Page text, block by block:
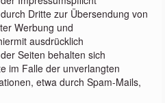
Dritte zur Übersendung von
Werbung und
ausdrücklich
Seiten behalten sich
im Falle der unverlangten
etwa durch Spam-Mails,